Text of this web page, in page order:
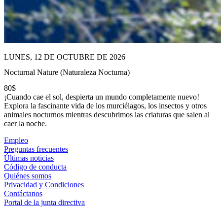
LUNES, 12 DE OCTUBRE DE 2026
Nocturnal Nature (Naturaleza Nocturna)
80$
¡Cuando cae el sol, despierta un mundo completamente nuevo!
Explora la fascinante vida de los murciélagos, los insectos y otros
animales nocturnos mientras descubrimos las criaturas que salen al
caer la noche.
Empleo
Preguntas frecuentes
Últimas noticias
Código de conducta
Quiénes somos
Privacidad y Condiciones
Contáctanos
Portal de la junta directiva